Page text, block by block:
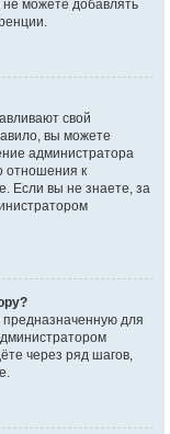
можете добавлять
свой
вы можете
администратора
отношения к
Если вы не знаете, за
для
через ряд шагов,